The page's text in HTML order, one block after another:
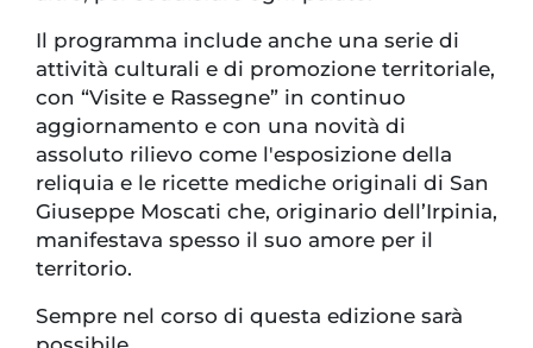
Il programma include anche una serie di
attività culturali e di promozione territoriale,
con “Visite e Rassegne” in continuo
aggiornamento e con una novità di
assoluto rilievo come l'esposizione della
reliquia e le ricette mediche originali di San
Giuseppe Moscati che, originario dell’Irpinia,
manifestava spesso il suo amore per il
territorio.
Sempre nel corso di questa edizione sarà